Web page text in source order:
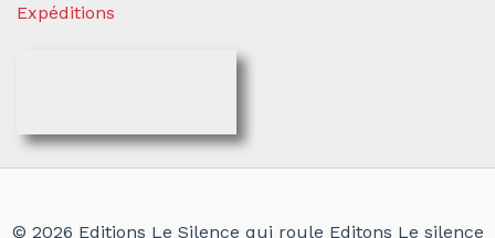
Expéditions
© 2026 Editions Le Silence qui roule Editons Le silence